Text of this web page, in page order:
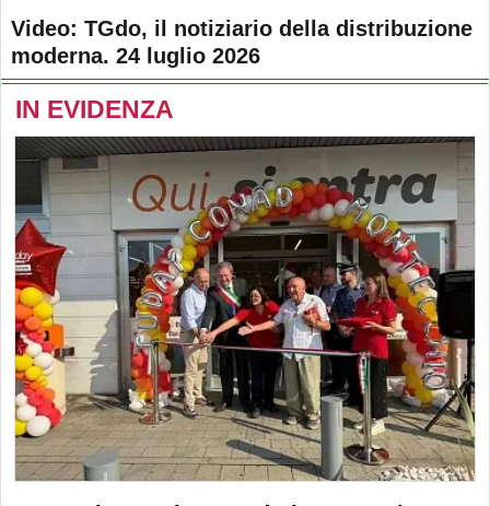
Video: TGdo, il notiziario della distribuzione
moderna. 24 luglio 2026
IN EVIDENZA